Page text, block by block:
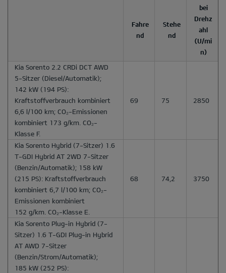
Fahre
nd
Stehe
nd
bei
Drehz
ahl
(U/mi
n)
Kia Sorento 2.2 CRDi DCT AWD
5-Sitzer (Diesel/Automatik);
142 kW (194 PS):
Kraftstoffverbrauch kombiniert
6,6 l/100 km; CO₂-Emissionen
kombiniert 173 g/km. CO₂-
Klasse F.
69 75 2850
Kia Sorento Hybrid (7-Sitzer) 1.6
T-GDI Hybrid AT 2WD 7-Sitzer
(Benzin/Automatik); 158 kW
(215 PS): Kraftstoffverbrauch
kombiniert 6,7 l/100 km; CO₂-
Emissionen kombiniert
152 g/km. CO₂-Klasse E.
68 74,2 3750
Kia Sorento Plug-in Hybrid (7-
Sitzer) 1.6 T-GDI Plug-in Hybrid
AT AWD 7-Sitzer
(Benzin/Strom/Automatik);
185 kW (252 PS):